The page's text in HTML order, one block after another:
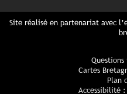
Site réalisé en partenariat avec
Questions
Cartes
Plan
Accessibilité